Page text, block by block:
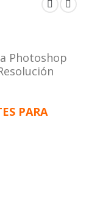
Photoshop
PARA